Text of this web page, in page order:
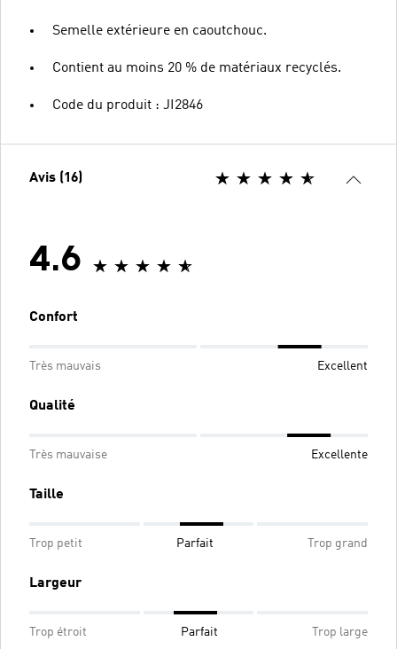
Semelle extérieure en caoutchouc.
Contient au moins 20 % de matériaux recyclés.
Code du produit : JI2846
Avis (16)
4.6
Confort
Très mauvais Excellent
Qualité
Très mauvaise Excellente
Taille
Trop petit Parfait Trop grand
Largeur
Trop étroit Parfait Trop large